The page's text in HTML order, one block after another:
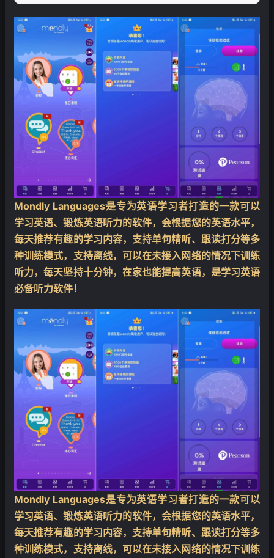
Mondly Languages是专为英语学习者打造的一款可以
学习英语、锻炼英语听力的软件，会根据您的英语水平，
每天推荐有趣的学习内容，支持单句精听、跟读打分等多
种训练模式，支持离线，可以在未接入网络的情况下训练
听力，每天坚持十分钟，在家也能提高英语，是学习英语
必备听力软件！
Mondly Languages是专为英语学习者打造的一款可以
学习英语、锻炼英语听力的软件，会根据您的英语水平，
每天推荐有趣的学习内容，支持单句精听、跟读打分等多
种训练模式，支持离线，可以在未接入网络的情况下训练
❄